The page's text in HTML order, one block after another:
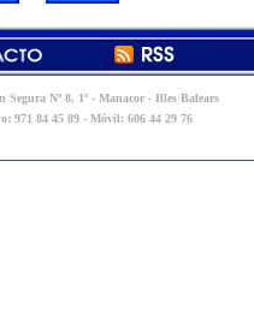
Segura Nº 8, 1º - Manacor - Illes Balears
971 84 45 89 - Móvil: 606 44 29 76